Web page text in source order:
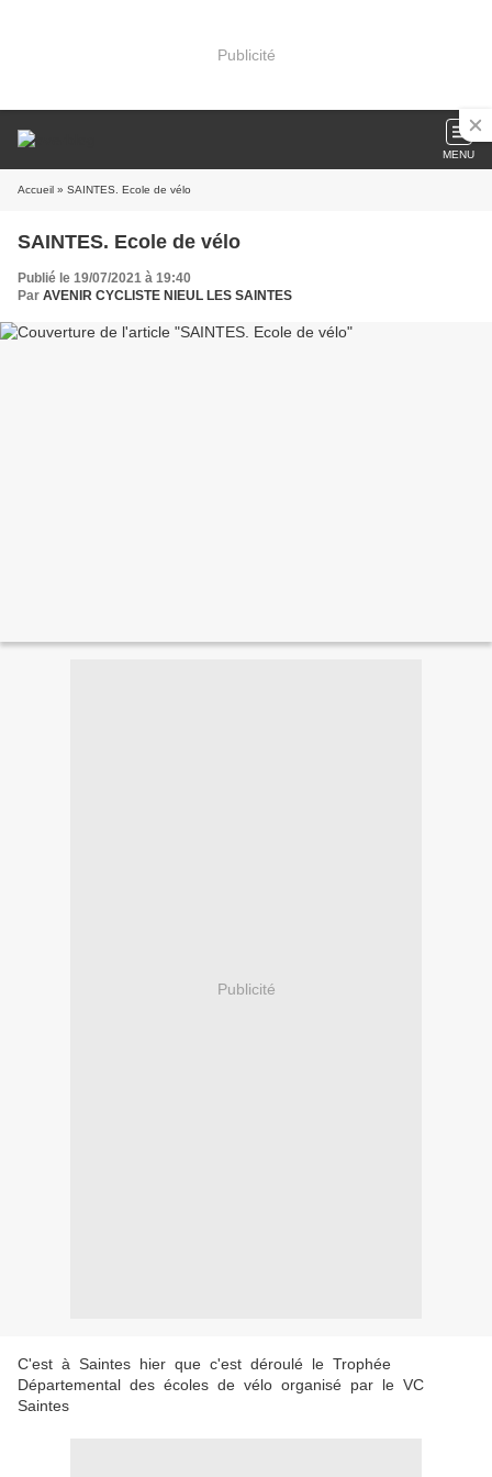
Publicité
MENU
Accueil » SAINTES. Ecole de vélo
SAINTES. Ecole de vélo
Publié le 19/07/2021 à 19:40
Par AVENIR CYCLISTE NIEUL LES SAINTES
Publicité
C'est à Saintes hier que c'est déroulé le Trophée
Départemental des écoles de vélo organisé par le VC
Saintes